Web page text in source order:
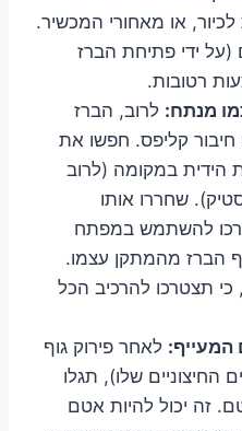
או מאחורי המכשיר.
(על ידי פתיחת הברז
רטובות.
לרוב, הברז
חיבור קליפס. חפשו את
הידית במקומה (לרוב
שחררו אותו
להשתמש במפתח
הברז מהמתקן עצמו.
תצטרכו להרכיב הכל
לאחר פירוק גוף
החיצוניים שלו), תגלו
זה יכול להיות אטם